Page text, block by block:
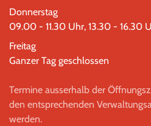
Donnerstag
09.00 - 11.30 Uhr, 13.30 - 16.30
Freitag
Ganzer Tag geschlossen
Termine ausserhalb der
den entsprechenden
werden.